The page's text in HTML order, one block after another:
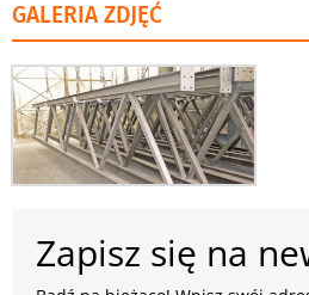
GALERIA ZDJĘĆ
Zapisz się na